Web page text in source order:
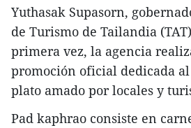
Yuthasak Supasorn,
de Turismo de Tailandia
primera vez, la agencia
promoción oficial dedicada
plato amado por locales y
Pad kaphrao consiste en